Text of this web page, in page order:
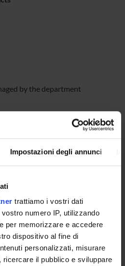
Impostazioni degli annunci
trattiamo i vostri dati
numero IP, utilizzando
per memorizzare e accedere
dispositivo al fine di
personalizzati, misurare
ricercare il pubblico e sviluppare
by the department
IN THE PROJECT